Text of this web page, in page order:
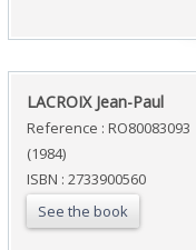
‎LACROIX Jean-Paul‎
Reference : RO80083093
(1984)
ISBN : 2733900560
See the book